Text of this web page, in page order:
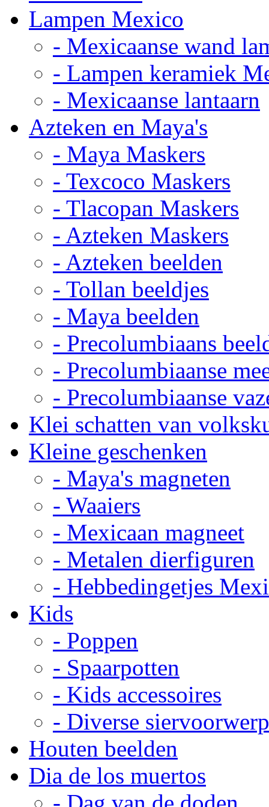
Lampen Mexico
- Mexicaanse wand
- Lampen keramiek
- Mexicaanse lantaarn
Azteken en Maya's
- Maya Maskers
- Texcoco Maskers
- Tlacopan Maskers
- Azteken Maskers
- Azteken beelden
- Tollan beeldjes
- Maya beelden
- Precolumbiaans
- Precolumbiaanse
- Precolumbiaanse
Klei schatten van
Kleine geschenken
- Maya's magneten
- Waaiers
- Mexicaan magneet
- Metalen dierfiguren
- Hebbedingetjes
Kids
- Poppen
- Spaarpotten
- Kids accessoires
- Diverse
Houten beelden
Dia de los muertos